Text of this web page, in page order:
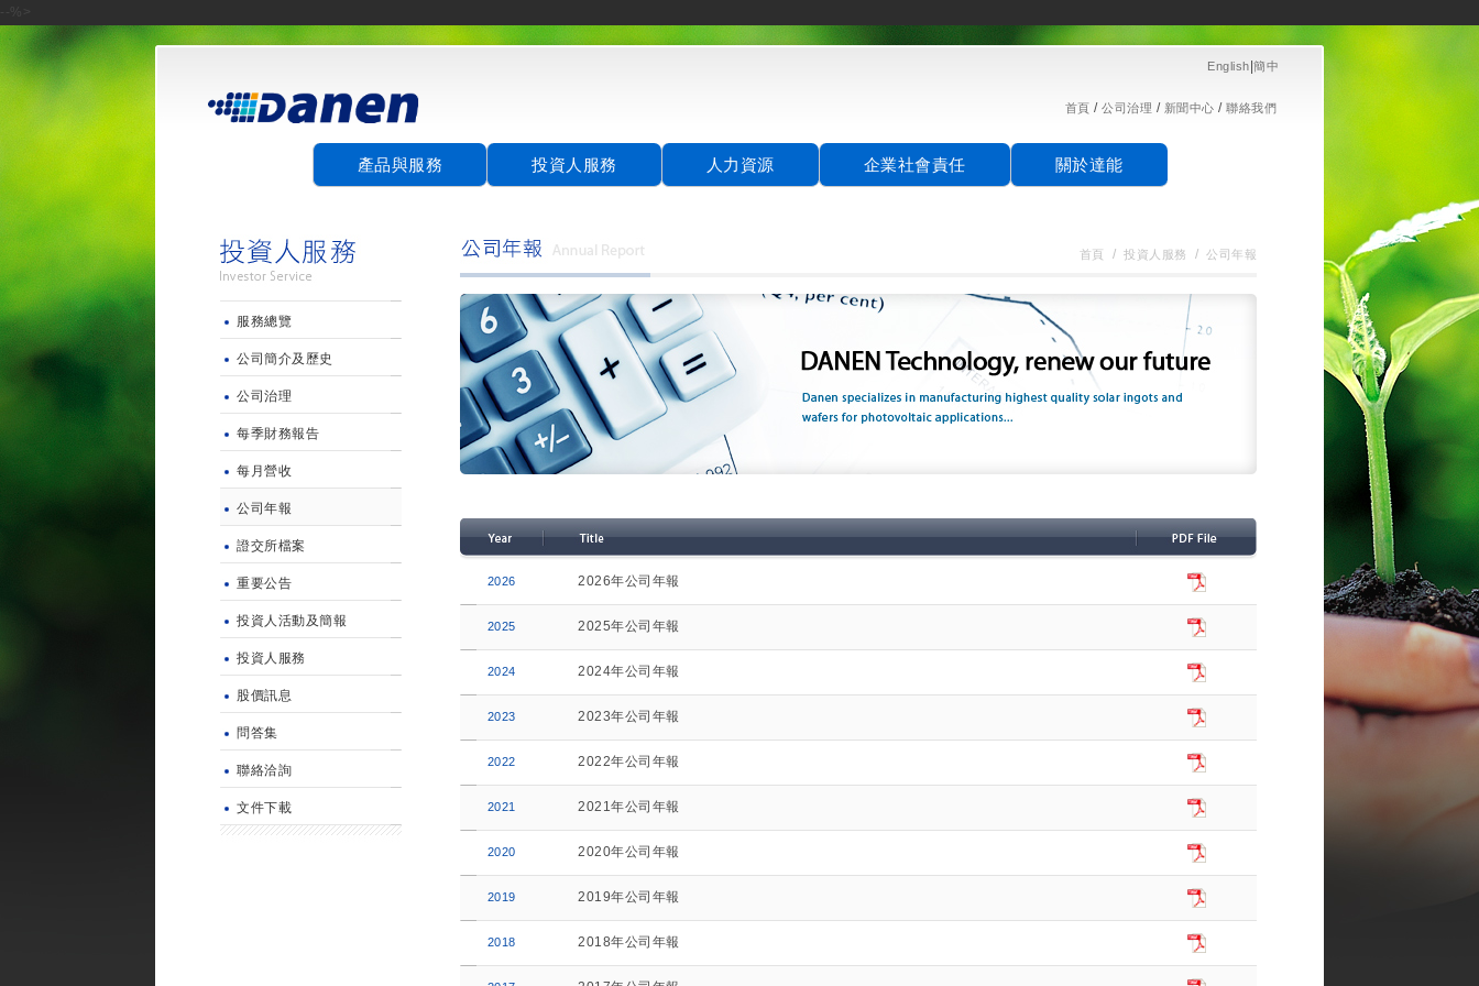
English 簡中
首頁 / 公司治理 / 新聞中心 / 聯絡我們
產品與服務 投資人服務 人力資源 企業社會責任 關於達能
服務總覽
公司簡介及歷史
公司治理
每季財務報告
每月營收
公司年報
證交所檔案
重要公告
投資人活動及簡報
投資人服務
股價訊息
問答集
聯絡洽詢
文件下載
首頁 / 投資人服務 / 公司年報
2026 2026年公司年報
2025 2025年公司年報
2024 2024年公司年報
2023 2023年公司年報
2022 2022年公司年報
2021 2021年公司年報
2020 2020年公司年報
2019 2019年公司年報
2018 2018年公司年報